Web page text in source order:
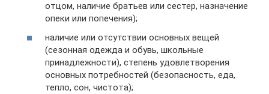
отцом, наличие братьев или сестер, назначение
опеки или попечения);
наличие или отсутствии основных вещей
(сезонная одежда и обувь, школьные
принадлежности), степень удовлетворения
основных потребностей (безопасность, еда,
тепло, сон, чистота);